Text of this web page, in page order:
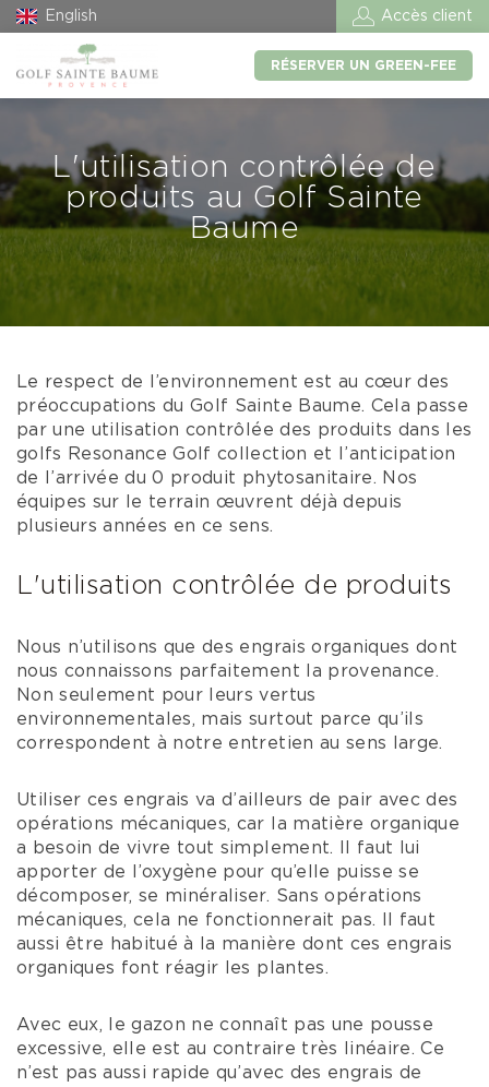
English Accès client
RÉSERVER UN GREEN-FEE
L'utilisation contrôlée de
produits au Golf Sainte
Baume
Le respect de l’environnement est au cœur des
préoccupations du Golf Sainte Baume. Cela passe
par une utilisation contrôlée des produits dans les
golfs Resonance Golf collection et l’anticipation
de l’arrivée du 0 produit phytosanitaire. Nos
équipes sur le terrain œuvrent déjà depuis
plusieurs années en ce sens.
L'utilisation contrôlée de produits
Nous n’utilisons que des engrais organiques dont
nous connaissons parfaitement la provenance.
Non seulement pour leurs vertus
environnementales, mais surtout parce qu’ils
correspondent à notre entretien au sens large.
Utiliser ces engrais va d’ailleurs de pair avec des
opérations mécaniques, car la matière organique
a besoin de vivre tout simplement. Il faut lui
apporter de l’oxygène pour qu’elle puisse se
décomposer, se minéraliser. Sans opérations
mécaniques, cela ne fonctionnerait pas. Il faut
aussi être habitué à la manière dont ces engrais
organiques font réagir les plantes.
Avec eux, le gazon ne connaît pas une pousse
excessive, elle est au contraire très linéaire. Ce
n’est pas aussi rapide qu’avec des engrais de